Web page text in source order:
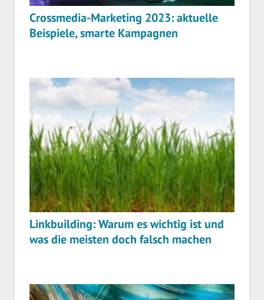
Crossmedia-Marketing 2023: aktuelle
Beispiele, smarte Kampagnen
Linkbuilding: Warum es wichtig ist und
was die meisten doch falsch machen